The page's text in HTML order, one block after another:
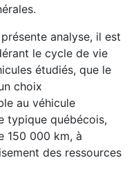
analyse, il est
le cycle de vie
étudiés, que le
choix
au véhicule
typique québécois,
150 000 km, à
des ressources